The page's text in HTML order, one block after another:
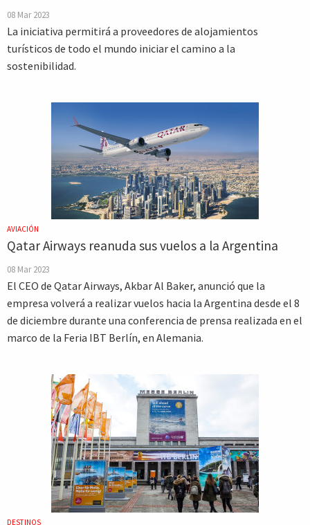
08 Mar 2023
La iniciativa permitirá a proveedores de alojamientos
turísticos de todo el mundo iniciar el camino a la
sostenibilidad.
AVIACIÓN
Qatar Airways reanuda sus vuelos a la Argentina
08 Mar 2023
El CEO de Qatar Airways, Akbar Al Baker, anunció que la
empresa volverá a realizar vuelos hacia la Argentina desde el 8
de diciembre durante una conferencia de prensa realizada en el
marco de la Feria IBT Berlín, en Alemania.
DESTINOS